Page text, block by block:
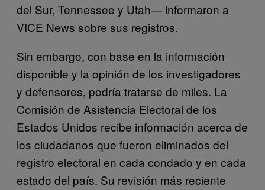
del Sur, Tennessee y Utah— informaron a
VICE News sobre sus registros.
Sin embargo, con base en la información
disponible y la opinión de los investigadores
y defensores, podría tratarse de miles. La
Comisión de Asistencia Electoral de los
Estados Unidos recibe información acerca de
los ciudadanos que fueron eliminados del
registro electoral en cada condado y en cada
estado del país. Su revisión más reciente